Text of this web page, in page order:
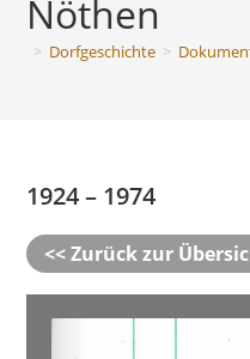
Nöthen
> Dorfgeschichte >
1924 – 1974
<< Zurück zur